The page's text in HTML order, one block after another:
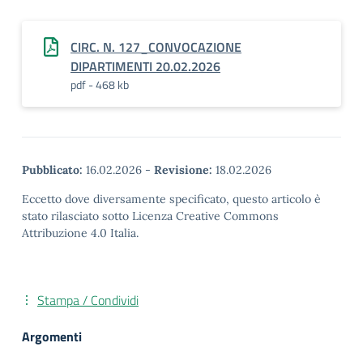
CIRC. N. 127_CONVOCAZIONE
DIPARTIMENTI 20.02.2026
pdf - 468 kb
Pubblicato: 16.02.2026 - Revisione: 18.02.2026
Eccetto dove diversamente specificato, questo articolo è
stato rilasciato sotto Licenza Creative Commons
Attribuzione 4.0 Italia.
Stampa / Condividi
Argomenti